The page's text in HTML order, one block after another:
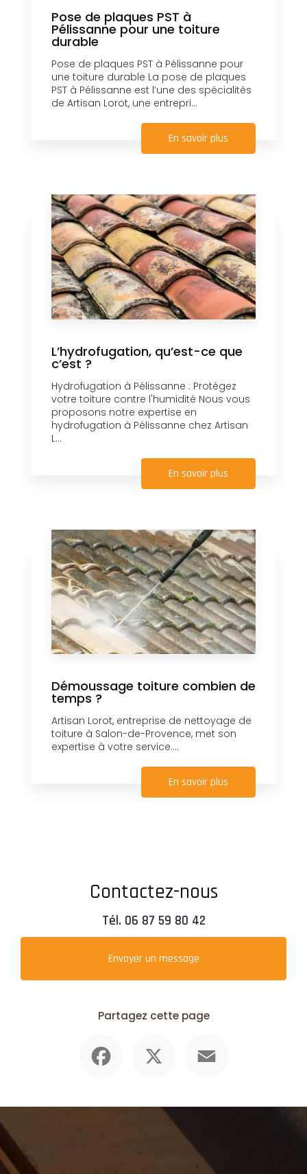
Pose de plaques PST à
Pélissanne pour une toiture
durable
Pose de plaques PST à Pélissanne pour
une toiture durable La pose de plaques
PST à Pélissanne est l’une des spécialités
de Artisan Lorot, une entrepri...
En savoir plus
L’hydrofugation, qu’est-ce que
c’est ?
Hydrofugation à Pélissanne : Protégez
votre toiture contre l'humidité Nous vous
proposons notre expertise en
hydrofugation à Pélissanne chez Artisan
L...
En savoir plus
Démoussage toiture combien de
temps ?
Artisan Lorot, entreprise de nettoyage de
toiture à Salon-de-Provence, met son
expertise à votre service....
En savoir plus
Contactez-nous
Tél. 06 87 59 80 42
Envoyer un message
Partagez cette page